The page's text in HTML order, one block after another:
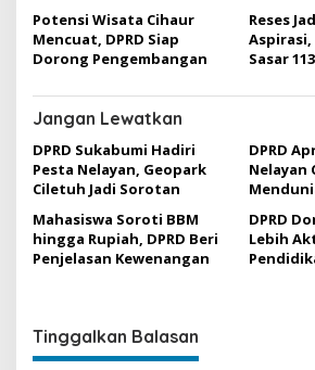
Potensi Wisata Cihaur
Mencuat, DPRD Siap
Dorong Pengembangan
Reses
Aspirasi,
Sasar
Jangan Lewatkan
DPRD Sukabumi Hadiri
Pesta Nelayan, Geopark
Ciletuh Jadi Sorotan
DPRD
Nelayan
Mahasiswa Soroti BBM
hingga Rupiah, DPRD Beri
Penjelasan Kewenangan
DPRD
Lebih
Tinggalkan Balasan